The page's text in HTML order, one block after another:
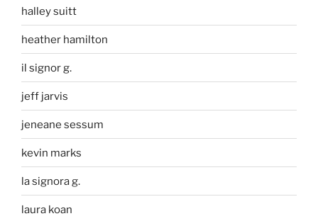
halley suitt
heather hamilton
il signor g.
jeff jarvis
jeneane sessum
kevin marks
la signora g.
laura koan